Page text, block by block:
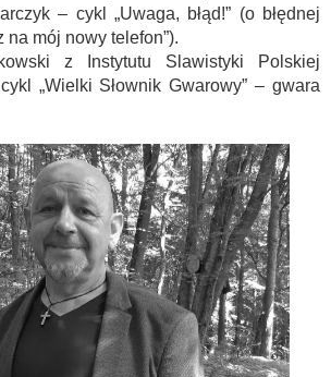
– cykl „Uwaga, błąd!” (o błędnej
na mój nowy telefon”).
z Instytutu Slawistyki Polskiej
„Wielki Słownik Gwarowy” – gwara